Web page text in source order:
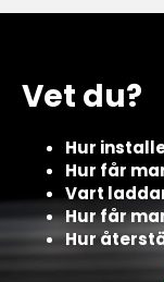
Vet du?
Hur
Hur får
Vart
Hur får
Hur